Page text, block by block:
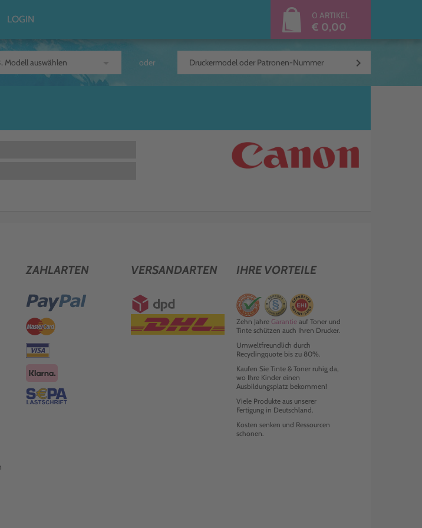
LOGIN 0 ARTIKEL
€ 0,00
oder keyboard_arrow_right
ZAHLARTEN VERSANDARTEN IHRE VORTEILE
Zehn Jahre Garantieauf Toner und
Tinte schützen auch Ihren Drucker.
Umweltfreundlich durch
Recyclingquote bis zu 80%.
Kaufen Sie Tinte & Toner ruhig da,
wo Ihre Kinder einen
Ausbildungsplatz bekommen!
Viele Produkte aus unserer
Fertigung in Deutschland.
Kosten senken und Ressourcen
schonen.